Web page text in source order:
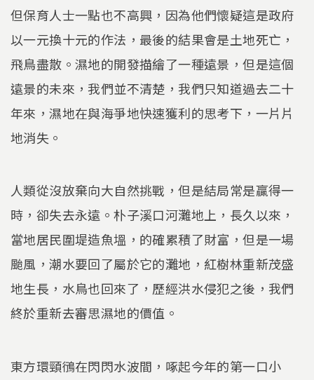
但保育人士一點也不高興，因為他們懷疑這是政府
以一元換十元的作法，最後的結果會是土地死亡，
飛鳥盡散。濕地的開發描繪了一種遠景，但是這個
遠景的未來，我們並不清楚，我們只知道過去二十
年來，濕地在與海爭地快速獲利的思考下，一片片
地消失。
人類從沒放棄向大自然挑戰，但是結局常是贏得一
時，卻失去永遠。朴子溪口河灘地上，長久以來，
當地居民圍堤造魚塭，的確累積了財富，但是一場
颱風，潮水要回了屬於它的灘地，紅樹林重新茂盛
地生長，水鳥也回來了，歷經洪水侵犯之後，我們
終於重新去審思濕地的價值。
東方環頸鴴在閃閃水波間，啄起今年的第一口小